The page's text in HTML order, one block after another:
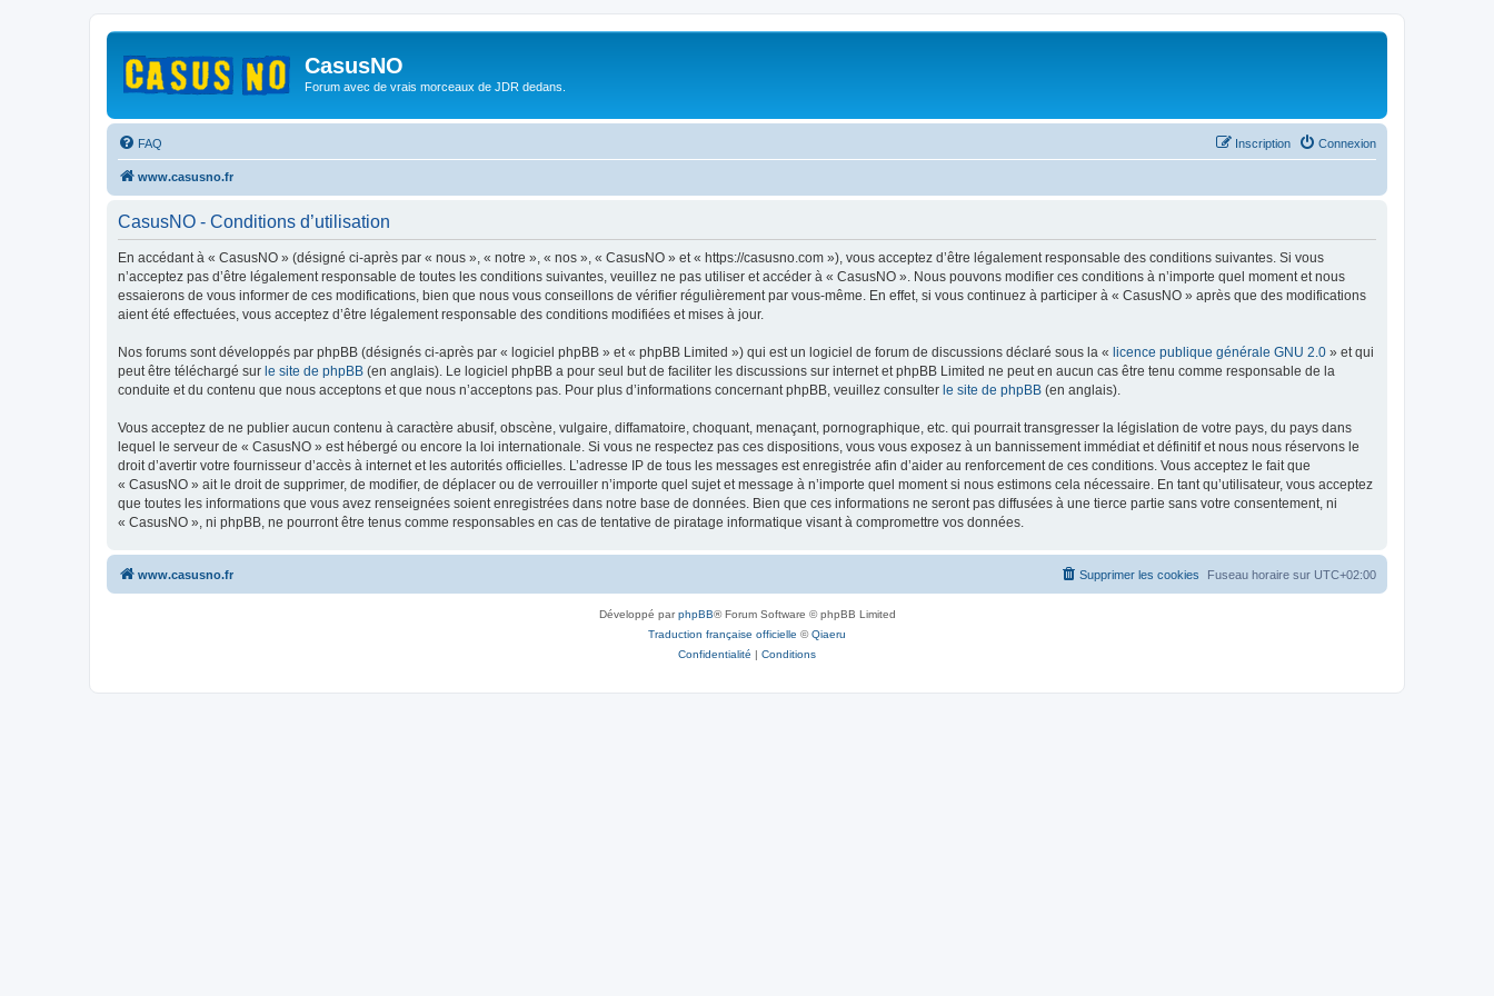
CasusNO
Forum avec de vrais morceaux de JDR dedans.
FAQ Connexion
Inscription
www.casusno.fr
CasusNO - Conditions d’utilisation
En accédant à « CasusNO » (désigné ci-après par « nous », « notre », « nos », « CasusNO » et « https://casusno.com »), vous acceptez d’être légalement responsable des conditions suivantes. Si vous
n’acceptez pas d’être légalement responsable de toutes les conditions suivantes, veuillez ne pas utiliser et accéder à « CasusNO ». Nous pouvons modifier ces conditions à n’importe quel moment et nous
essaierons de vous informer de ces modifications, bien que nous vous conseillons de vérifier régulièrement par vous-même. En effet, si vous continuez à participer à « CasusNO » après que des modifications
aient été effectuées, vous acceptez d’être légalement responsable des conditions modifiées et mises à jour.
Nos forums sont développés par phpBB (désignés ci-après par « logiciel phpBB » et « phpBB Limited ») qui est un logiciel de forum de discussions déclaré sous la « licence publique générale GNU 2.0 » et qui
peut être téléchargé sur le site de phpBB (en anglais). Le logiciel phpBB a pour seul but de faciliter les discussions sur internet et phpBB Limited ne peut en aucun cas être tenu comme responsable de la
conduite et du contenu que nous acceptons et que nous n’acceptons pas. Pour plus d’informations concernant phpBB, veuillez consulter le site de phpBB (en anglais).
Vous acceptez de ne publier aucun contenu à caractère abusif, obscène, vulgaire, diffamatoire, choquant, menaçant, pornographique, etc. qui pourrait transgresser la législation de votre pays, du pays dans
lequel le serveur de « CasusNO » est hébergé ou encore la loi internationale. Si vous ne respectez pas ces dispositions, vous vous exposez à un bannissement immédiat et définitif et nous nous réservons le
droit d’avertir votre fournisseur d’accès à internet et les autorités officielles. L’adresse IP de tous les messages est enregistrée afin d’aider au renforcement de ces conditions. Vous acceptez le fait que
« CasusNO » ait le droit de supprimer, de modifier, de déplacer ou de verrouiller n’importe quel sujet et message à n’importe quel moment si nous estimons cela nécessaire. En tant qu’utilisateur, vous acceptez
que toutes les informations que vous avez renseignées soient enregistrées dans notre base de données. Bien que ces informations ne seront pas diffusées à une tierce partie sans votre consentement, ni
« CasusNO », ni phpBB, ne pourront être tenus comme responsables en cas de tentative de piratage informatique visant à compromettre vos données.
www.casusno.fr Fuseau horaire sur UTC+02:00
Supprimer les cookies
Développé parphpBB® Forum Software © phpBB Limited
Traduction française officielle ©Qiaeru
Confidentialité | Conditions